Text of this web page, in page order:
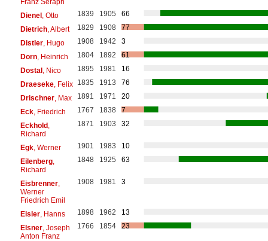
Dienel, Otto 1839 1905
66
Dietrich, Albert 1829 1908
77
Distler, Hugo 1908 1942
3
Dorn, Heinrich 1804 1892
61
Dostal, Nico 1895 1981
16
Draeseke, Felix 1835 1913
76
Drischner, Max 1891 1971
20
Eck, Friedrich 1767 1838
7
Eckhold,
Richard
1871 1903 32
Egk, Werner 1901 1983
10
Eilenberg,
Richard
1848 1925 63
Eisbrenner,
Werner
Friedrich Emil
1908 1981 3
Eisler, Hanns 1898 1962
13
Elsner, Joseph
Anton Franz
1766 1854 23